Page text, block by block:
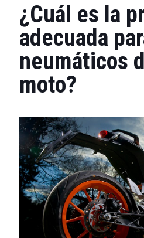
¿Cuál es la
adecuada
neumáticos
moto?